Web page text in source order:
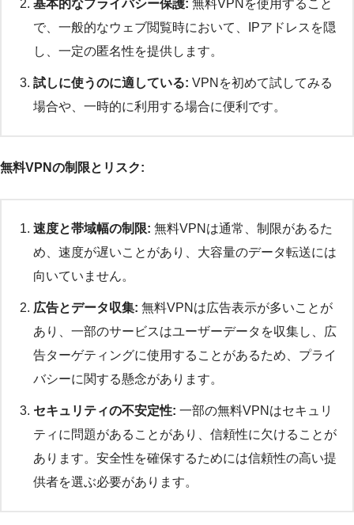
基本的なプライバシー保護: 無料VPNを使用すること
で、一般的なウェブ閲覧時において、IPアドレスを隠
し、一定の匿名性を提供します。
試しに使うのに適している: VPNを初めて試してみる
場合や、一時的に利用する場合に便利です。
無料VPNの制限とリスク:
速度と帯域幅の制限: 無料VPNは通常、制限があるた
め、速度が遅いことがあり、大容量のデータ転送には
向いていません。
広告とデータ収集: 無料VPNは広告表示が多いことが
あり、一部のサービスはユーザーデータを収集し、広
告ターゲティングに使用することがあるため、プライ
バシーに関する懸念があります。
セキュリティの不安定性: 一部の無料VPNはセキュリ
ティに問題があることがあり、信頼性に欠けることが
あります。安全性を確保するためには信頼性の高い提
供者を選ぶ必要があります。